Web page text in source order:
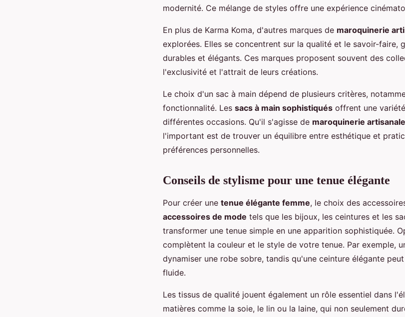
modernité. Ce mélange de styles offre une expérience
En plus de Karma Koma, d'autres marques de maroquinerie
explorées. Elles se concentrent sur la qualité et le savoir-faire,
durables et élégants. Ces marques proposent souvent des
l'exclusivité et l'attrait de leurs créations.
Le choix d'un sac à main dépend de plusieurs critères,
fonctionnalité. Les sacs à main sophistiqués offrent une
différentes occasions. Qu'il s'agisse de maroquinerie artisanale
l'important est de trouver un équilibre entre esthétique et
préférences personnelles.
Conseils de stylisme pour une tenue élégante
Pour créer une tenue élégante femme, le choix des
accessoires de mode tels que les bijoux, les ceintures et les
transformer une tenue simple en une apparition sophistiquée.
complètent la couleur et le style de votre tenue. Par exemple,
dynamiser une robe sobre, tandis qu'une ceinture élégante
fluide.
Les tissus de qualité jouent également un rôle essentiel dans
matières comme la soie, le lin ou la laine, qui non seulement